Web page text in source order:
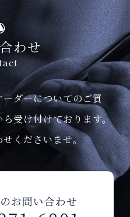
わせ
ダーについてのご質
受け付けております。
くださいませ。